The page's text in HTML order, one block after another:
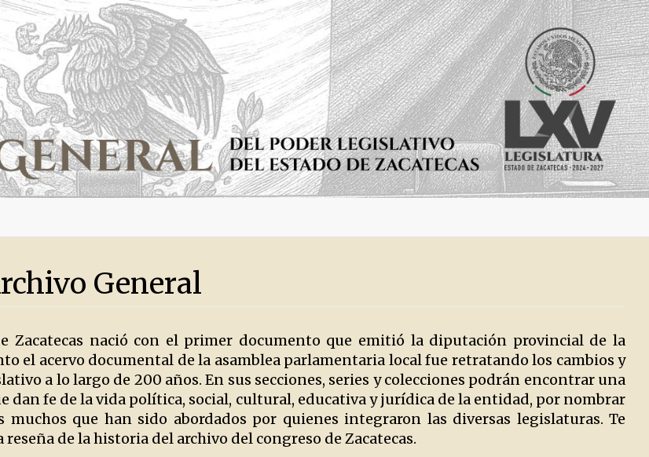
General
Zacatecas nació con el primer documento que emitió la diputación provincial de la
el acervo documental de la asamblea parlamentaria local fue retratando los cambios y
a lo largo de 200 años. En sus secciones, series y colecciones podrán encontrar una
dan fe de la vida política, social, cultural, educativa y jurídica de la entidad, por nombrar
muchos que han sido abordados por quienes integraron las diversas legislaturas. Te
de la historia del archivo del congreso de Zacatecas.